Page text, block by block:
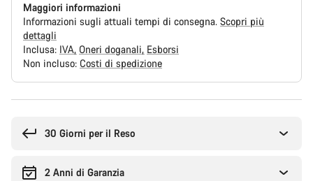
Maggiori informazioni
Informazioni sugli attuali tempi di consegna. Scopri più
dettagli
Inclusa: IVA Oneri doganali Esborsi
Non incluso: Costi di spedizione
l'acquisto30 Giorni per il Reso
2 Anni di Garanzia